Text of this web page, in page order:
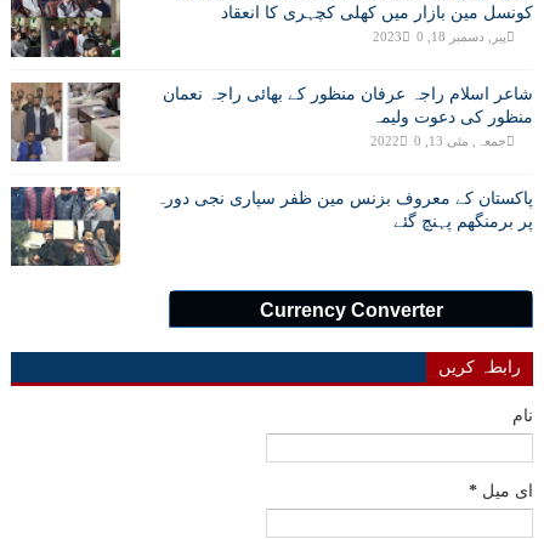
کونسل مین بازار میں کھلی کچہری کا انعقاد
پیر, دسمبر 18, 2023 0
شاعر اسلام راجہ عرفان منظور کے بھائی راجہ نعمان
منظور کی دعوت ولیمہ
جمعہ, مئی 13, 2022 0
پاکستان کے معروف بزنس مین ظفر سپاری نجی دورہ
پر برمنگھم پہنچ گئے
Currency Converter
رابطہ کریں
نام
ای میل *